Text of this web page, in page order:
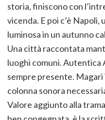
storia, finiscono con
vicenda. E poi c’è Napoli,
luminosa in un autunno
Una città raccontata
luoghi comuni. Autentica
sempre presente.
colonna sonora
Valore aggiunto alla